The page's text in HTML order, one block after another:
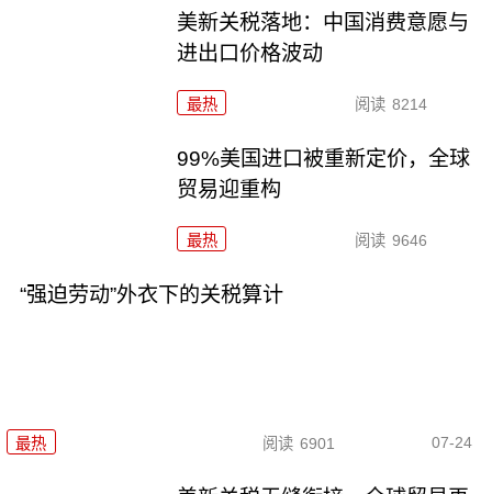
美新关税落地：中国消费意愿与
进出口价格波动
最热 阅读 8214
99%美国进口被重新定价，全球
贸易迎重构
最热 阅读 9646
“强迫劳动”外衣下的关税算计
最热 阅读 6901 07-24